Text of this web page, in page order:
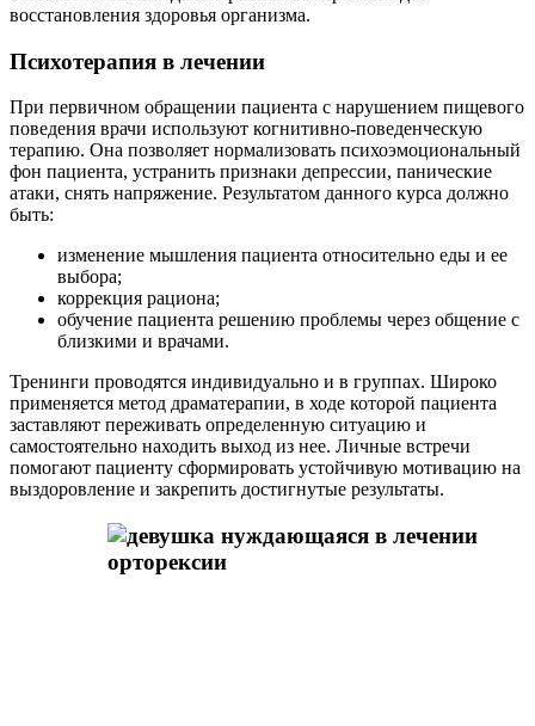
восстановления здоровья организма.
Психотерапия в лечении
При первичном обращении пациента с нарушением пищевого
поведения врачи используют когнитивно-поведенческую
терапию. Она позволяет нормализовать психоэмоциональный
фон пациента, устранить признаки депрессии, панические
атаки, снять напряжение. Результатом данного курса должно
быть:
изменение мышления пациента относительно еды и ее
выбора;
коррекция рациона;
обучение пациента решению проблемы через общение с
близкими и врачами.
Тренинги проводятся индивидуально и в группах. Широко
применяется метод драматерапии, в ходе которой пациента
заставляют переживать определенную ситуацию и
самостоятельно находить выход из нее. Личные встречи
помогают пациенту сформировать устойчивую мотивацию на
выздоровление и закрепить достигнутые результаты.